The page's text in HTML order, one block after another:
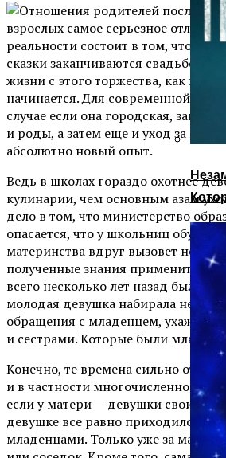
взрослых самое серьезное отличие
реальности состоит в том, что все
сказки заканчиваются свадьбой, а
жизни с этого торжества, как
начинается. Для современной
случае если она городская,
и роды, а затем еще и уход за
абсолютно новый опыт.
Ведь в школах гораздо охотнее
кулинарии, чем основным азам
дело в том, что министерство
опасается, что у школьниц
материнства вдруг вызовет
полученные знания применить на
всего несколько лет назад были
молодая девушка набирала
обращения с младенцем,
и сестрами. Которые были младше
Конечно, те времена сильно
и в частности многочисленностью
если у матери — девушки своих
девушке все равно приходилось
младенцами. Только уже за